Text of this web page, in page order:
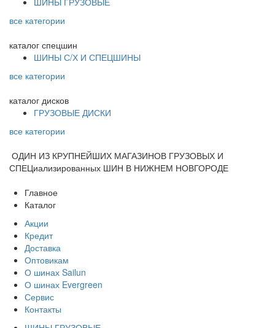
все категории
каталог спецшин
ШИНЫ С/Х И СПЕЦШИНЫ
все категории
каталог дисков
ГРУЗОВЫЕ ДИСКИ
все категории
ОДИН ИЗ КРУПНЕЙШИХ МАГАЗИНОВ ГРУЗОВЫХ И
СПЕЦиализированных ШИН В НИЖНЕМ НОВГОРОДЕ
Главное
Каталог
Акции
Кредит
Доставка
Оптовикам
О шинах Sailun
О шинах Evergreen
Сервис
Контакты